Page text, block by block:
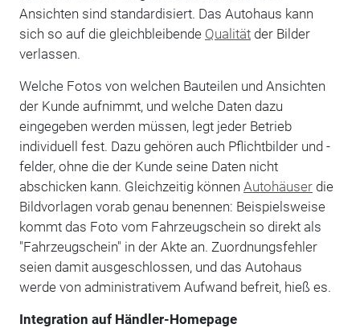
Ansichten sind standardisiert. Das Autohaus kann
sich so auf die gleichbleibende Qualitätder Bilder
verlassen.
Welche Fotos von welchen Bauteilen und Ansichten
der Kunde aufnimmt, und welche Daten dazu
eingegeben werden müssen, legt jeder Betrieb
individuell fest. Dazu gehören auch Pflichtbilder und -
felder, ohne die der Kunde seine Daten nicht
abschicken kann. Gleichzeitig können Autohäuserdie
Bildvorlagen vorab genau benennen: Beispielsweise
kommt das Foto vom Fahrzeugschein so direkt als
"Fahrzeugschein" in der Akte an. Zuordnungsfehler
seien damit ausgeschlossen, und das Autohaus
werde von administrativem Aufwand befreit, hieß es.
Integration auf Händler-Homepage